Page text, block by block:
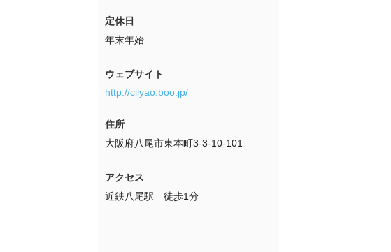
定休日
年末年始
ウェブサイト
http://cilyao.boo.jp/
住所
大阪府八尾市東本町3-3-10-101
アクセス
近鉄八尾駅　徒歩1分